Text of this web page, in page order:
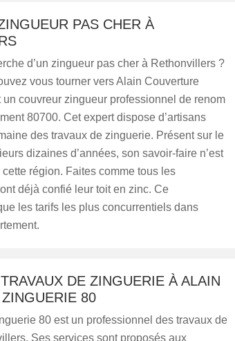
PAS CHER À
d’un zingueur pas cher à Rethonvillers ?
vous tourner vers Alain Couverture
couvreur zingueur professionnel de renom
80700. Cet expert dispose d’artisans
des travaux de zinguerie. Présent sur le
dizaines d’années, son savoir-faire n’est
région. Faites comme tous les
déjà confié leur toit en zinc. Ce
les tarifs les plus concurrentiels dans
DE ZINGUERIE À ALAIN
80
80 est un professionnel des travaux de
Ses services sont proposés aux